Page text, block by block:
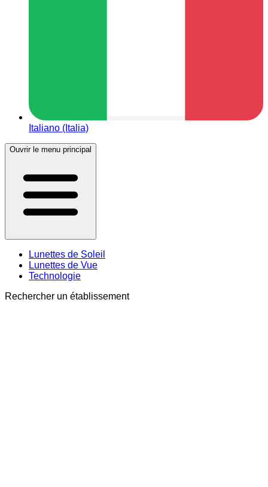
Italiano (Italia)
Ouvrir le menu principal
Lunettes de Soleil
Lunettes de Vue
Technologie
Rechercher un établissement